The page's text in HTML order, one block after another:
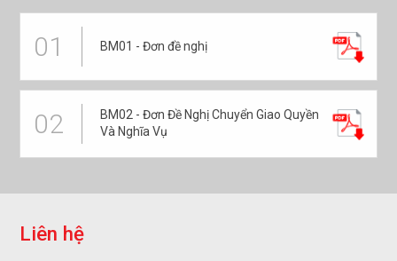
01 BM01 - Đơn đề nghị
02
BM02 - Đơn Đề Nghị Chuyển Giao Quyền
Và Nghĩa Vụ
Liên hệ